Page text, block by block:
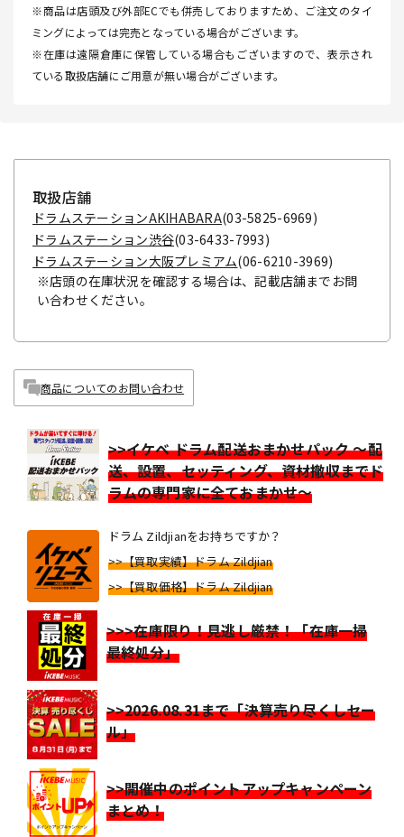
※商品は店頭及び外部ECでも併売しておりますため、ご注文のタイ
ミングによっては完売となっている場合がございます。
※在庫は遠隔倉庫に保管している場合もございますので、表示され
ている取扱店舗にご用意が無い場合がございます。
取扱店舗
ドラムステーションAKIHABARA(03-5825-6969)
ドラムステーション渋谷(03-6433-7993)
ドラムステーション大阪プレミアム(06-6210-3969)
※店頭の在庫状況を確認する場合は、記載店舗までお問
い合わせください。
商品についてのお問い合わせ
>>イケベ ドラム配送おまかせパック ～配
送、設置、セッティング、資材撤収までド
ラムの専門家に全ておまかせ～
ドラム Zildjianをお持ちですか？
>>【買取実績】ドラム Zildjian
>>【買取価格】ドラム Zildjian
>>>在庫限り！見逃し厳禁！「在庫一掃
最終処分」
>>2026.08.31まで「決算売り尽くしセー
ル」
>>開催中のポイントアップキャンペーン
まとめ！